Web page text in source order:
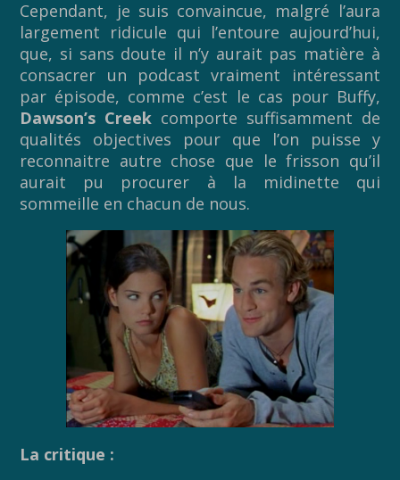
Cependant, je suis convaincue, malgré l’aura
largement ridicule qui l’entoure aujourd’hui,
que, si sans doute il n’y aurait pas matière à
consacrer un podcast vraiment intéressant
par épisode, comme c’est le cas pour Buffy,
Dawson’s Creek comporte suffisamment de
qualités objectives pour que l’on puisse y
reconnaitre autre chose que le frisson qu’il
aurait pu procurer à la midinette qui
sommeille en chacun de nous.
La critique :